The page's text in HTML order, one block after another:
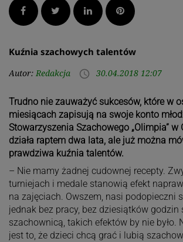
Facebook Twitter LinkedInPinterest
Kuźnia szachowych talentów
Autor: Redakcja access_time 30.04.2018 12:07
Trudno nie zauważyć sukcesów, które w
miesiącach zapisują na swoje konto
Stowarzyszenia Szachowego „Olimpia” w
działa raptem dwa lata, ale już można
prawdziwa kuźnia talentów.
– Nie mamy żadnej cudownej recepty.
turniejach i medale stanowią efekt
na zajęciach. Owszem, nasi podopieczni
jednak bez pracy, bez dziesiątków godzin
szachownicą, takich efektów by nie było.
jest to, że dzieci chcą grać i lubią